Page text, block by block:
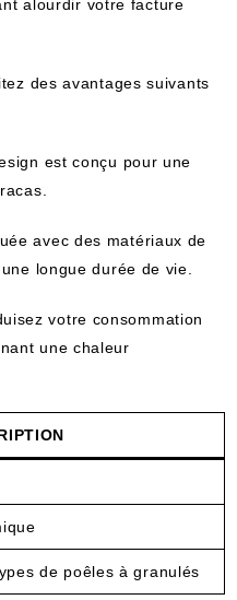
alourdir votre facture
des avantages suivants
est conçu pour une
avec des matériaux de
longue durée de vie.
votre consommation
une chaleur
de poêles à granulés